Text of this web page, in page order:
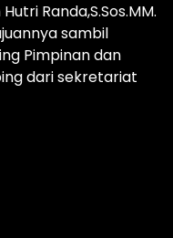
Randa,S.Sos.MM.
sambil
Pimpinan dan
dari sekretariat